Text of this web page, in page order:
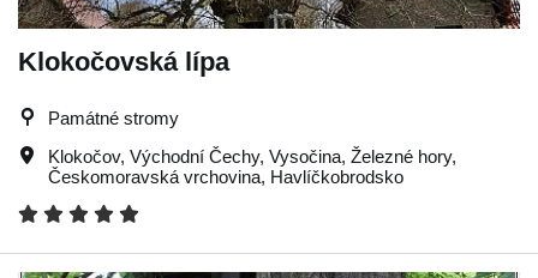
Klokočovská lípa
Památné stromy
Klokočov, Východní Čechy, Vysočina, Železné hory,
Českomoravská vrchovina, Havlíčkobrodsko